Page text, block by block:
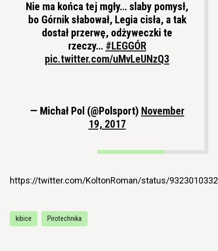
Nie ma końca tej mgły… slaby pomysł,
bo Górnik słabował, Legia cisła, a tak
dostał przerwę, odżyweczki te
rzeczy… #LEGGÓR
pic.twitter.com/uMvLeUNzQ3
— Michał Pol (@Polsport) November
19, 2017
https://twitter.com/KoltonRoman/status/
kibice Pirotechnika